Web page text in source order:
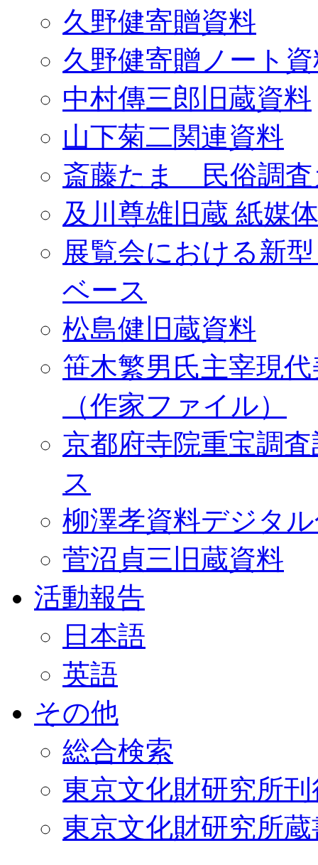
久野健寄贈資料
久野健寄贈ノート
中村傳三郎旧蔵資料
山下菊二関連資料
斎藤たま 民俗調査
及川尊雄旧蔵 紙媒
展覧会における新
ベース
松島健旧蔵資料
笹木繁男氏主宰現
（作家ファイル）
京都府寺院重宝調
ス
柳澤孝資料デジタ
菅沼貞三旧蔵資料
活動報告
日本語
英語
その他
総合検索
東京文化財研究所
東京文化財研究所